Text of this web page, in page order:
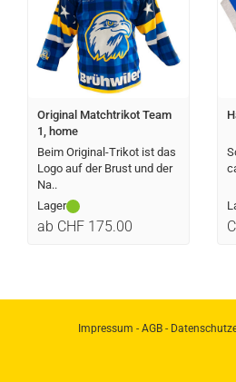
Original Matchtrikot Team
1, home
Beim Original-Trikot ist das
Logo auf der Brust und der
Na..
Lager
ab CHF 175.00
Impressum - AGB -